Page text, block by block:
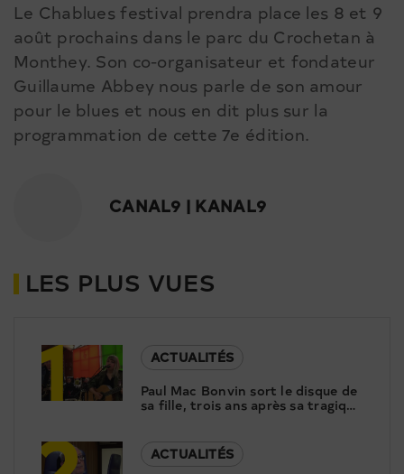
Le Chablues festival prendra place les 8 et 9
août prochains dans le parc du Crochetan à
Monthey. Son co-organisateur et fondateur
Guillaume Abbey nous parle de son amour
pour le blues et nous en dit plus sur la
programmation de cette 7e édition.
CANAL9 | KANAL9
LES PLUS VUES
1
ACTUALITÉS
Paul Mac Bonvin sort le disque de
sa fille, trois ans après sa tragique
ACTUALITÉS